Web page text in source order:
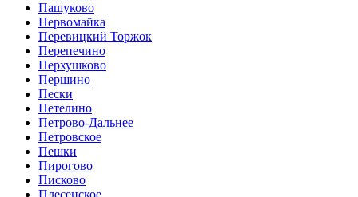
Пашуково
Первомайка
Перевицкий Торжок
Перепечино
Перхушково
Першино
Пески
Петелино
Петрово-Дальнее
Петровское
Пешки
Пирогово
Писково
Плесенское